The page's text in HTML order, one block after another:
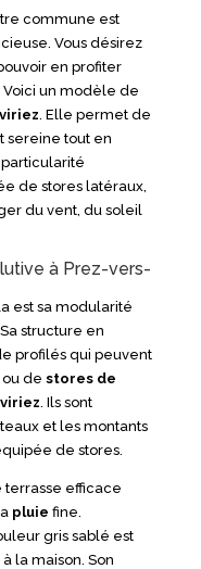
commune est
Vous désirez
en profiter
un modèle de
. Elle permet de
sereine tout en
de stores latéraux,
du vent, du soleil
à Prez-vers-
est sa modularité
structure en
profilés qui peuvent
ou de stores de
. Ils sont
et les montants
de stores.
terrasse efficace
pluie fine.
gris sablé est
la maison. Son